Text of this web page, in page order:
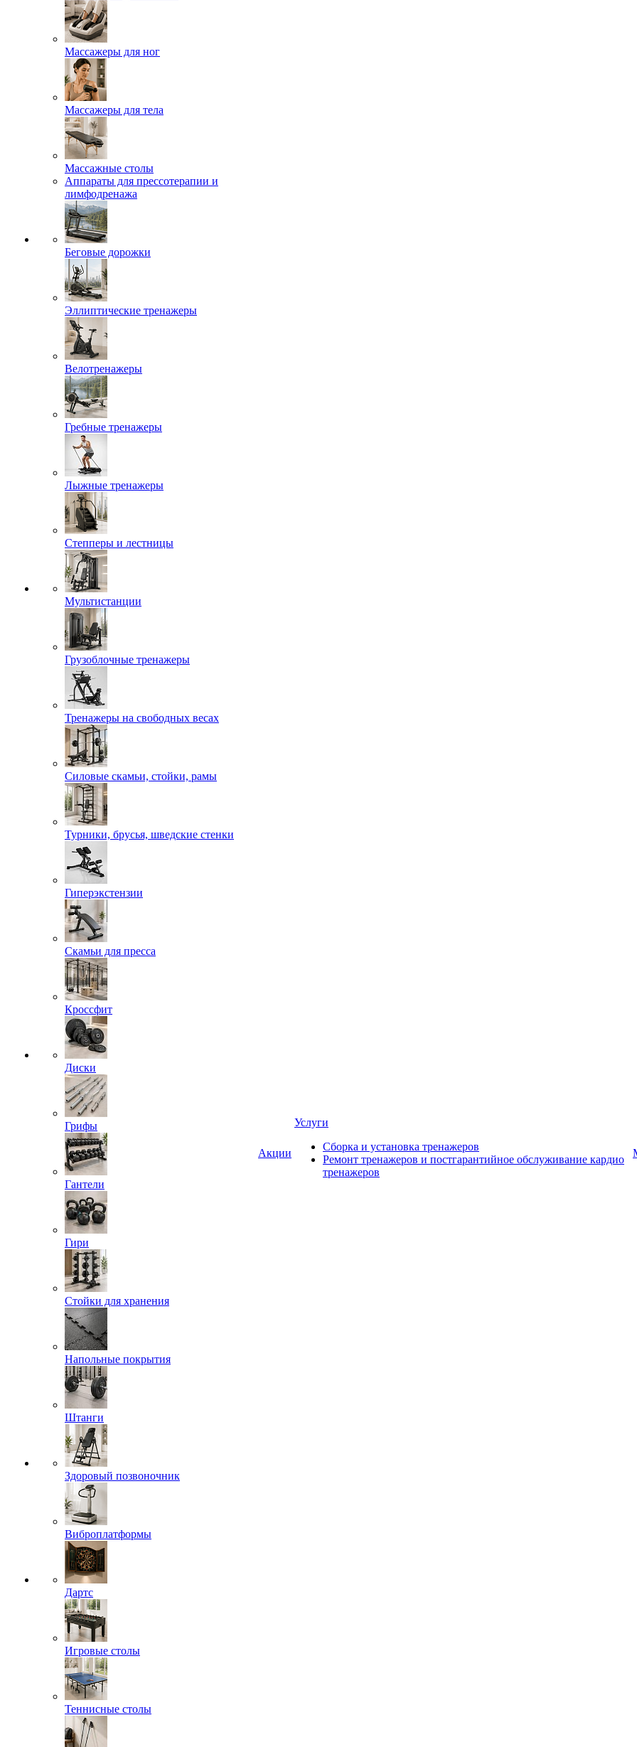
Массажеры для ног
Массажеры для тела
Массажные столы
Аппараты для прессотерапии и
лимфодренажа
Беговые дорожки
Эллиптические тренажеры
Велотренажеры
Гребные тренажеры
Лыжные тренажеры
Степперы и лестницы
Мультистанции
Грузоблочные тренажеры
Тренажеры на свободных весах
Силовые скамьи, стойки, рамы
Турники, брусья, шведские стенки
Гиперэкстензии
Скамьи для пресса
Кроссфит
Диски
Грифы
Гантели
Гири
Стойки для хранения
Напольные покрытия
Штанги
Здоровый позвоночник
Виброплатформы
Дартс
Игровые столы
Теннисные столы
Акции
Услуги
Сборка и установка тренажеров
Ремонт тренажеров и постгарантийное обслуживание кардио
тренажеров